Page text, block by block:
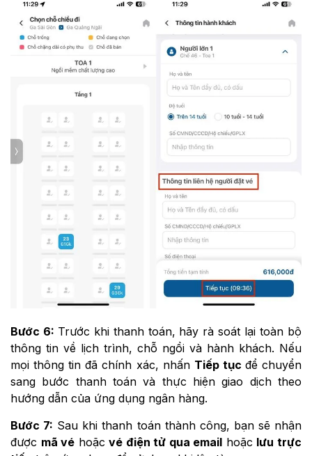
Bước 6: Trước khi thanh toán, hãy rà soát lại toàn bộ
thông tin về lịch trình, chỗ ngồi và hành khách. Nếu
mọi thông tin đã chính xác, nhấn Tiếp tục để chuyển
sang bước thanh toán và thực hiện giao dịch theo
hướng dẫn của ứng dụng ngân hàng.
Bước 7: Sau khi thanh toán thành công, bạn sẽ nhận
được mã vé hoặcvé điện tử qua email hoặc lưu trực